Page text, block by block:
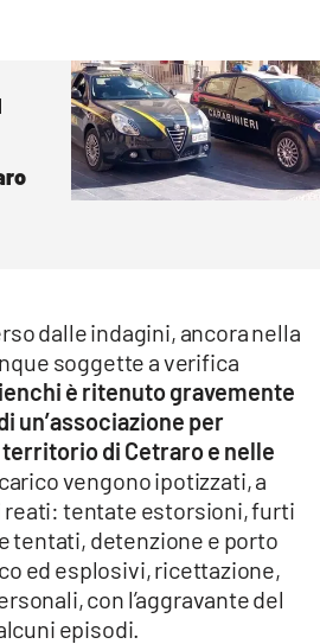
dalle indagini, ancora nella
soggette a verifica
è ritenuto gravemente
un’associazione per
di Cetraro e nelle
vengono ipotizzati, a
tentate estorsioni, furti
tentati, detenzione e porto
ed esplosivi, ricettazione,
con l’aggravante del
episodi.